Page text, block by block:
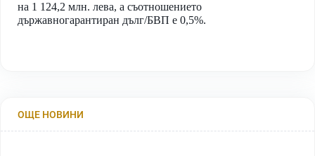
на 1 124,2 млн. лева, а съотношението
държавногарантиран дълг/БВП е 0,5%.
ОЩЕ НОВИНИ